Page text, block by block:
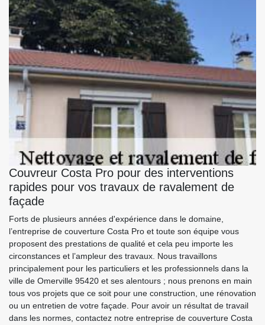
Couvreur Costa Pro pour des interventions
rapides pour vos travaux de ravalement de
façade
Forts de plusieurs années d'expérience dans le domaine,
l’entreprise de couverture Costa Pro et toute son équipe vous
proposent des prestations de qualité et cela peu importe les
circonstances et l’ampleur des travaux. Nous travaillons
principalement pour les particuliers et les professionnels dans la
ville de Omerville 95420 et ses alentours ; nous prenons en main
tous vos projets que ce soit pour une construction, une rénovation
ou un entretien de votre façade. Pour avoir un résultat de travail
dans les normes, contactez notre entreprise de couverture Costa